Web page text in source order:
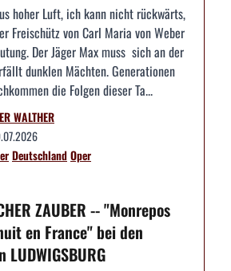
hoher Luft, ich kann nicht rückwärts,
Freischütz von Carl Maria von Weber
Der Jäger Max muss sich an der
dunklen Mächten. Generationen
die Folgen dieser Ta...
WALTHER
DeutschlandOper
ZAUBER -- "Monrepos
en France" bei den